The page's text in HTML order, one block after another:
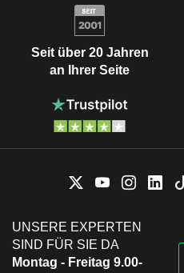
Seit über 20 Jahren
an Ihrer Seite
UNSERE EXPERTEN
SIND FÜR SIE DA
Montag - Freitag 9.00-